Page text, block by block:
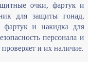
очки, фартук и
для защиты гонад,
фартук и накидка для
персонала и
и их наличие.